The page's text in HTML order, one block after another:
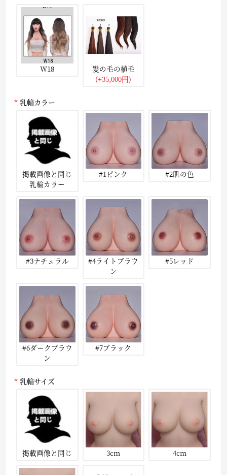
W18
髪の毛の植毛
(+35,000円)
乳輪カラー
掲載画像と同じ
乳輪カラー
#1ピンク #2肌の色
#3ナチュラル
#4ライトブラウ
ン
#5レッド
#6ダークブラウ
ン
#7ブラック
乳輪サイズ
掲載画像と同じ 3cm 4cm